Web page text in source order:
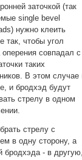
заточкой (так
single bevel
нужно клеить
так, чтобы угол
оперения совпадал с
таких
В этом случае
и бродхэд будут
стрелу в одном
стрелу с
в одну сторону, а
бродхэда - в